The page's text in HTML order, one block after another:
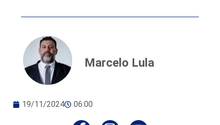
Marcelo Lula
19/11/2024 06:00